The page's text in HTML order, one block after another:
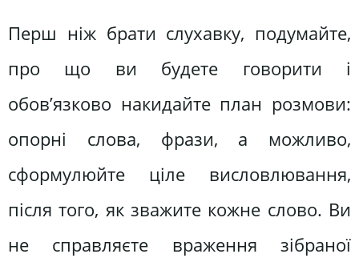
Перш ніж брати слухавку, подумайте,
про що ви будете говорити і
обов’язково накидайте план розмови:
опорні слова, фрази, а можливо,
сформулюйте ціле висловлювання,
після того, як зважите кожне слово. Ви
не справляєте враження зібраної